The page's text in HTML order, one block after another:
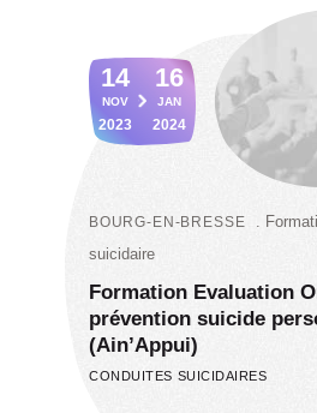
14
NOV
2023
16
JAN
2024
BOURG-EN-BRESSE
suicidaire
Formation Evaluation
prévention suicide
(Ain’Appui)
CONDUITES SUICIDAIRES